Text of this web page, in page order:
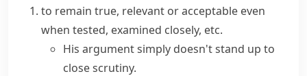
to remain true, relevant or acceptable even
when tested, examined closely, etc.
His argument simply doesn't stand up to
close scrutiny.